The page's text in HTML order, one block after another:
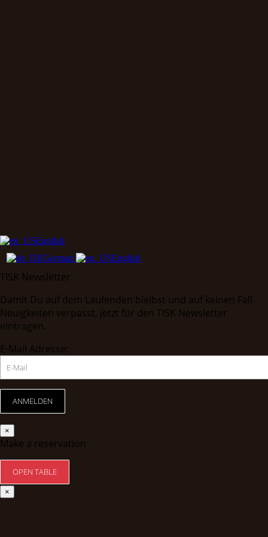
English
German
English
TISK Newsletter
Damit Du auf dem Laufenden bleibst und auf keinen Fall
Neuigkeiten verpasst, jetzt für den TISK Newsletter
eintragen.
E-Mail Adresse:
×
Make a reservation
×